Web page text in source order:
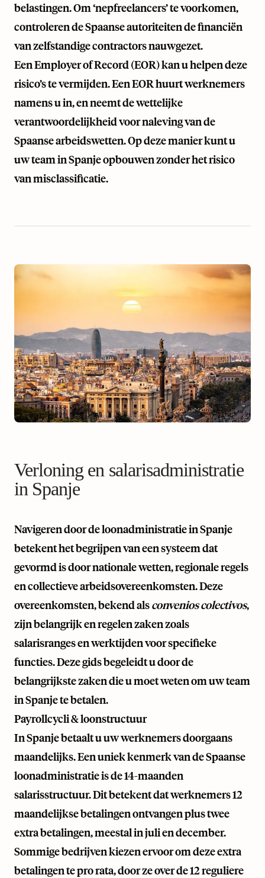
belastingen. Om ‘nepfreelancers’ te voorkomen,
controleren de Spaanse autoriteiten de financiën
van zelfstandige contractors nauwgezet.
Een Employer of Record (EOR) kan u helpen deze
risico’s te vermijden. Een EOR huurt werknemers
namens u in, en neemt de wettelijke
verantwoordelijkheid voor naleving van de
Spaanse arbeidswetten. Op deze manier kunt u
uw team in Spanje opbouwen zonder het risico
van misclassificatie.
Verloning en salarisadministratie
in Spanje
Navigeren door de loonadministratie in Spanje
betekent het begrijpen van een systeem dat
gevormd is door nationale wetten, regionale regels
en collectieve arbeidsovereenkomsten. Deze
overeenkomsten, bekend alsconvenios colectivos,
zijn belangrijk en regelen zaken zoals
salarisranges en werktijden voor specifieke
functies. Deze gids begeleidt u door de
belangrijkste zaken die u moet weten om uw team
in Spanje te betalen.
Payrollcycli & loonstructuur
In Spanje betaalt u uw werknemers doorgaans
maandelijks. Een uniek kenmerk van de Spaanse
loonadministratie is de 14-maanden
salarisstructuur. Dit betekent dat werknemers 12
maandelijkse betalingen ontvangen plus twee
extra betalingen, meestal in juli en december.
Sommige bedrijven kiezen ervoor om deze extra
betalingen te pro rata, door ze over de 12 reguliere